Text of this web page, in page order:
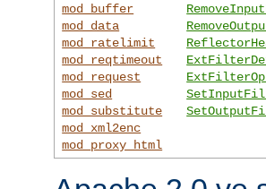
mod_buffer
mod_data
mod_ratelimit
mod_reqtimeout
mod_request
mod_sed
mod_substitute
mod_xml2enc
mod_proxy_html